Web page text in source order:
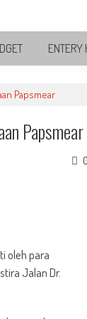
ENTERY
Papsmear
Papsmear
0
oleh para
Jalan Dr.